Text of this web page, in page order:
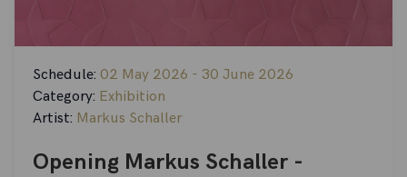
Schedule: 02 May 2026 - 30 June 2026
Category: Exhibition
Artist: Markus Schaller
Opening Markus Schaller -